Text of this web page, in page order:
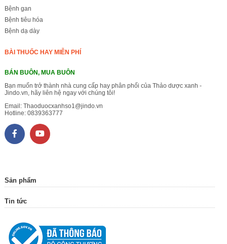
Bệnh gan
Bệnh tiêu hóa
Bệnh dạ dày
BÀI THUỐC HAY MIỄN PHÍ
BÁN BUÔN, MUA BUÔN
Bạn muốn trở thành nhà cung cấp hay phân phối của Thảo dược xanh -
Jindo.vn, hãy liên hệ ngay với chúng tôi!
Email: Thaoduocxanhso1@jindo.vn
Hotline: 0839363777
Sản phẩm
Tin tức